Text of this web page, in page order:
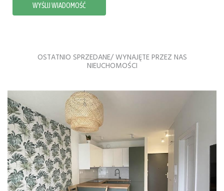
WYŚLIJ WIADOMOŚĆ
OSTATNIO SPRZEDANE/ WYNAJĘTE PRZEZ NAS
NIEUCHOMOŚCI